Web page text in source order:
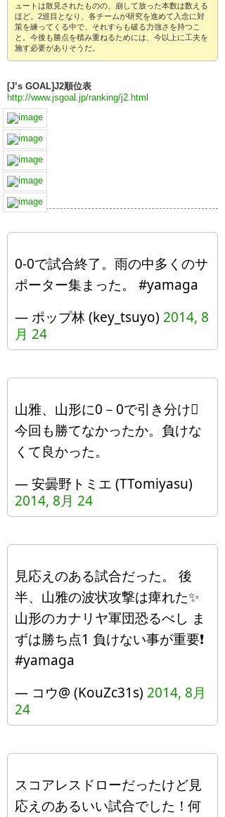
ュートは散見されたものの、崩して放った本数は数える
ほど。2巡目となり、各チームが研究を進めて入念に対
策を練ってくる中で、それすらも破る力強さを持つこ
と。今後も勝点を積み重ねるためには、今以上に工夫を
施す必要がありそうだ。
[J’s GOAL]J2順位表
http://www.jsgoal.jp/ranking/j2.html
0-0で試合終了。雨の中多くのサ
ポーター集まった。 #yamaga
— ポップ林 (key_tsuyo) 2014, 8
月 24
山雅、山形に0－0で引き分け󾌣
今回も勝てなかったか。負けな
くて良かった。
— 安曇野トミエ (TTomiyasu)
2014, 8月 24
見応えのある試合だった。 後
半、山雅の波状攻撃は痺れた✨
山形のカナリヤ軍団恐るべし ま
ずは勝ち点1 負けない事が重要❗️
#yamaga
— コウ@ (KouZc31s) 2014, 8月
24
スコアレスドローだったけど見
応えのあるいい試合でした！何